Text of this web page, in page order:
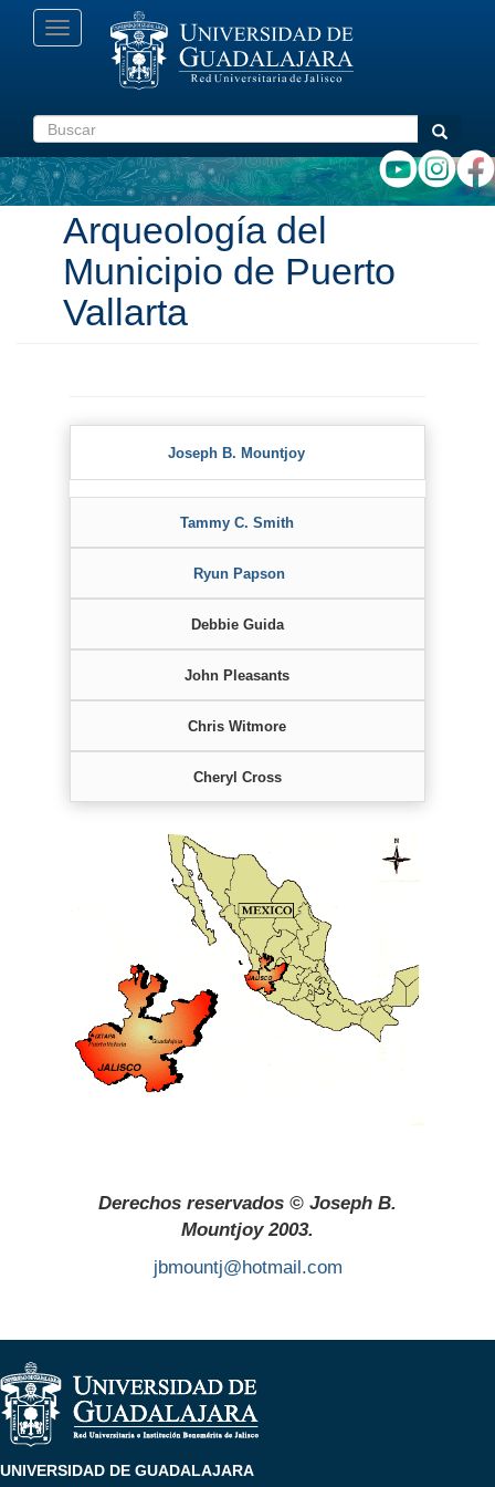
Pasar
Toggle
navigation
Buscar Buscar
Arqueología del
Municipio de Puerto
Vallarta
Joseph B. Mountjoy
Tammy C. Smith
Ryun Papson
Debbie Guida
John Pleasants
Chris Witmore
Cheryl Cross
Derechos reservados © Joseph B.
Mountjoy 2003.
jbmountj@hotmail.com
UNIVERSIDAD DE GUADALAJARA